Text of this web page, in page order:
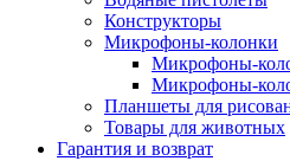
Конструкторы
Микрофоны-колонки
Микрофоны-
Микрофоны-
Планшеты для
Товары для животных
Гарантия и возврат